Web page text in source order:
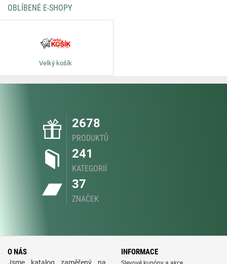
OBLÍBENÉ E-SHOPY
Velký košík
2678
PRODUKTŮ
241
KATEGORIÍ
37
ZNAČEK
O NÁS INFORMACE